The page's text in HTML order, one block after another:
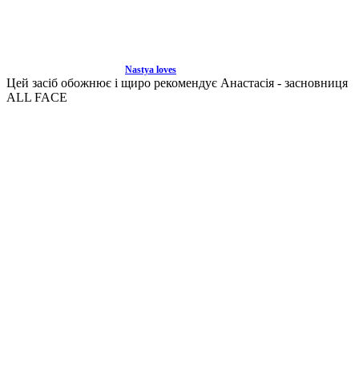
Nastya loves
Цей засіб обожнює і щиро рекомендує Анастасія - засновниця
ALL FACE